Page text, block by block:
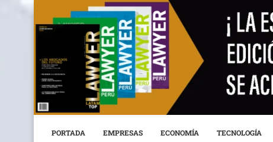
PORTADA EMPRESAS ECONOMÍA TECNOLOGÍA